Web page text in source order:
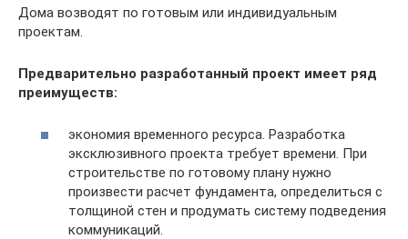
Дома возводят по готовым или индивидуальным
проектам.
Предварительно разработанный проект имеет ряд
преимуществ:
экономия временного ресурса. Разработка
эксклюзивного проекта требует времени. При
строительстве по готовому плану нужно
произвести расчет фундамента, определиться с
толщиной стен и продумать систему подведения
коммуникаций.